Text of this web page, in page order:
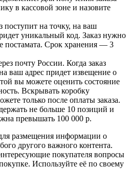
в кассовой зоне и назовите
поступит на точку, на ваш
уникальный код. Заказ нужно
постамата. Срок хранения — 3
почту России. Когда заказ
ваш адрес придет извещение о
вы можете оценить состояние
Вскрывать коробку
только после оплаты заказа.
не больше 10 позиций и
превышать 100 000 р.
размещения информации о
другого важного контента.
покупателя вопросы
Используйте её по своему